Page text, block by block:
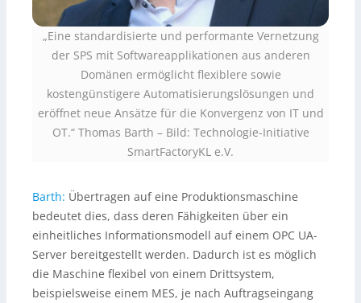
„Eine standardisierte und performante Vernetzung
der SPS mit Softwareapplikationen aus anderen
Domänen ermöglicht flexiblere sowie
kostengünstigere Automatisierungslösungen und
eröffnet neue Ansätze für die Konvergenz von IT und
OT.“ Thomas Barth – Bild: Technologie-Initiative
SmartFactoryKL e.V.
Barth: Übertragen auf eine Produktionsmaschine
bedeutet dies, dass deren Fähigkeiten über ein
einheitliches Informationsmodell auf einem OPC UA-
Server bereitgestellt werden. Dadurch ist es möglich
die Maschine flexibel von einem Drittsystem,
beispielsweise einem MES, je nach Auftragseingang